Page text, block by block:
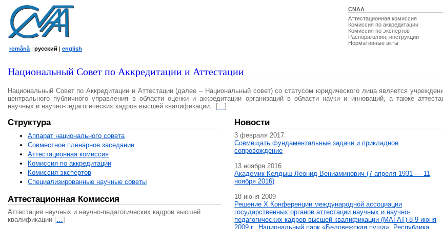
CNAA
Аттестационная комиссия
Комиссия по аккредитации
Комиссия по экспертов
Распоряжения, инструкции
Нормативные акты
română | русский | english
Национальный Совет по Аккредитации и Аттестации
Национальный Совет по Аккредитации и Аттестации (далее – Национальный совет) со статусом юридического лица является
центрального публичного управления в области оценки и аккредитации организаций в области науки и инноваций, а также
научных и научно-педагогических кадров высшей квалификации.
[…]
Структура
Аппарат национального совета
Совместное пленарное заседание
Аттестационная комисcия
Комиссия по аккредитации
Комиссия экспертов
Специализированные научные советы
Аттестационная Комиссия
Аттестация научных и научно-педагогических кадров высшей
квалификации […]
Новости
3 февраля 2017
Совмещать фундаментальные задачи и прикладное
сопровождение
13 ноября 2016
Академик Келдыш Леонид Вениаминович (7 апреля 1931 — 11
ноября 2016)
18 июня 2009
Решение X Конференции международной ассоциации
государственных органов аттестации научных и научно-
педагогических кадров высшей квалификации (МАГAT) 8-9 июня
2009 г., Национальный парк «Беловежская пуща», Республика